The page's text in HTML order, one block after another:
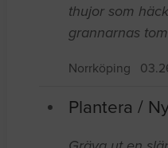
thujor som
grannarnas
Norrköping
Plantera /